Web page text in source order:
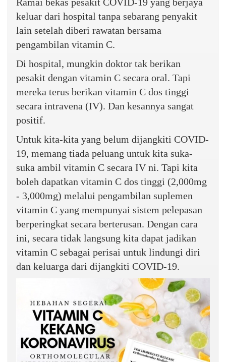
keluar dari hospital tanpa sebarang penyakit
lain setelah diberi rawatan bersama
pengambilan vitamin C.
Di hospital, mungkin doktor tak berikan
pesakit dengan vitamin C secara oral. Tapi
mereka terus berikan vitamin C dos tinggi
secara intravena (IV). Dan kesannya sangat
positif.
Untuk kita-kita yang belum dijangkiti COVID-
19, memang tiada peluang untuk kita suka-
suka ambil vitamin C secara IV ni. Tapi kita
boleh dapatkan vitamin C dos tinggi (2,000mg
- 3,000mg) melalui pengambilan suplemen
vitamin C yang mempunyai sistem pelepasan
berperingkat secara berterusan. Dengan cara
ini, secara tidak langsung kita dapat jadikan
vitamin C sebagai perisai untuk lindungi diri
dan keluarga dari dijangkiti COVID-19.